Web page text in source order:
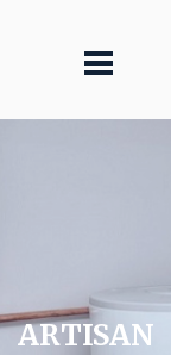
ARTISAN